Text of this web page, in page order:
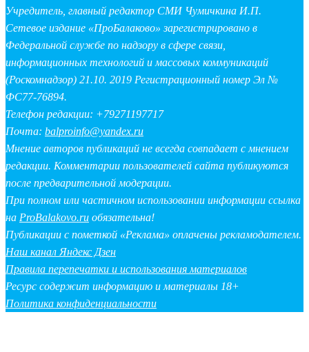
Учредитель, главный редактор СМИ Чумичкина И.П.
Сетевое издание «ПроБалаково» зарегистрировано в
Федеральной службе по надзору в сфере связи,
информационных технологий и массовых коммуникаций
(Роскомнадзор) 21.10. 2019 Регистрационный номер Эл №
ФС77-76894.
Телефон редакции: +79271197717
Почта: balproinfo@yandex.ru
Мнение авторов публикаций не всегда совпадает с мнением
редакции. Комментарии пользователей сайта публикуются
после предварительной модерации.
При полном или частичном использовании информации ссылка
на ProBalakovo.ru обязательна!
Публикации с пометкой «Реклама» оплачены рекламодателем.
Наш канал Яндекс Дзен
Правила перепечатки и использования материалов
Ресурс содержит информацию и материалы 18+
Политика конфиденциальности